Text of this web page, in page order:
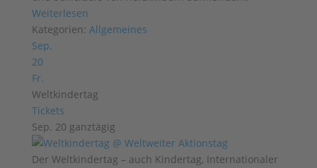
Weiterlesen
Kategorien: Allgemeines
Sep.
20
Fr.
Weltkindertag
Tickets
Sep. 20 ganztägig
Der Weltkindertag – auch Kindertag, Internationaler